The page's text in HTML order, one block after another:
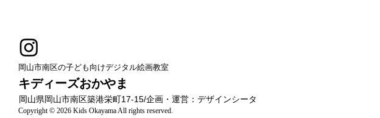
岡山県岡山市南区築港栄町17-15/企画・運営：デザインシータ
Copyright © 2026 Kids Okayama All rights reserved.
キディーズおかやま
岡山市南区の子ども向けデジタル絵画教室